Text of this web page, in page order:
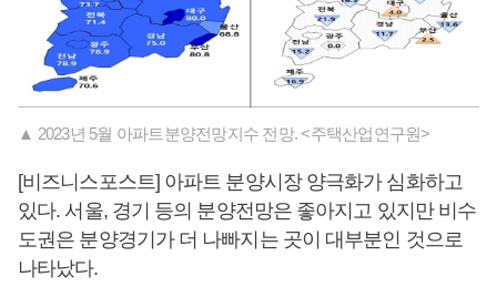
▲ 2023년 5월 아파트분양전망지수 전망. <주택산업연구원>
[비즈니스포스트] 아파트 분양시장 양극화가 심화하고
있다. 서울, 경기 등의 분양전망은 좋아지고 있지만 비수
도권은 분양경기가 더 나빠지는 곳이 대부분인 것으로
나타났다.